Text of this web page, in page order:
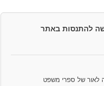
להתנסות באתר
לאור של ספרי משפט